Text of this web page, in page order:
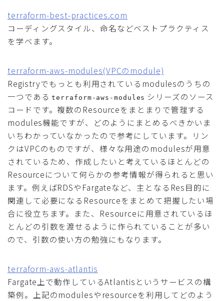
terraform-best-practices.com
コーディングスタイル、命名などベストプラクティス
を学べます。
terraform-aws-modules(VPCのmodule)
Registryでもっとも利用されているmodulesのうちの
一つであるterraform-aws-modules シリーズのソース
コードです。複数のResourceをまとまりで管理する
modules機能ですが、どのようにまとめるべきかいま
いちわかっていなかったので参考にしています。リン
クはVPCのものですが、様々な用途のmodulesが用意
されているため、作成したいと考えているほとんどの
Resourceについて何らかの参考情報が得られると思い
ます。例えばRDSやFargateなど、主となるRes目的に
関連して必要になるResourceをまとめて把握したい場
合に役立ちます。また、Resourceに用意されているほ
とんどの引数を渡せるように作られていることが多い
ので、引数の使い方の勉強にもなります。
terraform-aws-atlantis
Fargate上で動作しているAtlantisというサービスの構
築例。上記のmodulesやresourceを利用してどのよう